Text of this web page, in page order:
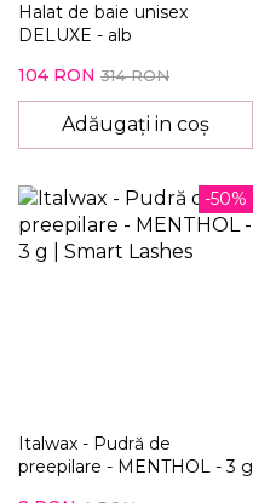
Halat de baie unisex
DELUXE - alb
104 RON 314 RON
Adăugați in coș
-50%
Italwax - Pudră de
preepilare - MENTHOL - 3 g